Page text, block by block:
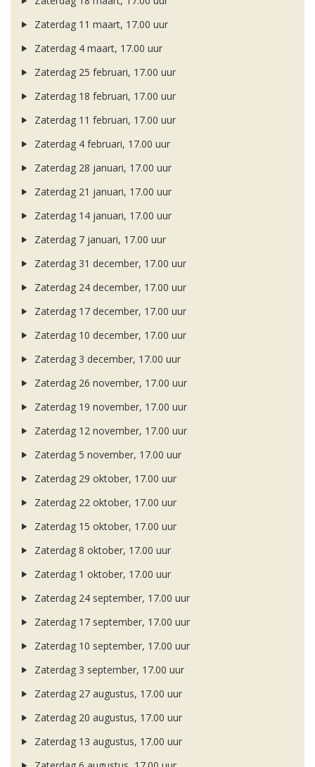
Zaterdag 11 maart, 17.00 uur
Zaterdag 4 maart, 17.00 uur
Zaterdag 25 februari, 17.00 uur
Zaterdag 18 februari, 17.00 uur
Zaterdag 11 februari, 17.00 uur
Zaterdag 4 februari, 17.00 uur
Zaterdag 28 januari, 17.00 uur
Zaterdag 21 januari, 17.00 uur
Zaterdag 14 januari, 17.00 uur
Zaterdag 7 januari, 17.00 uur
Zaterdag 31 december, 17.00 uur
Zaterdag 24 december, 17.00 uur
Zaterdag 17 december, 17.00 uur
Zaterdag 10 december, 17.00 uur
Zaterdag 3 december, 17.00 uur
Zaterdag 26 november, 17.00 uur
Zaterdag 19 november, 17.00 uur
Zaterdag 12 november, 17.00 uur
Zaterdag 5 november, 17.00 uur
Zaterdag 29 oktober, 17.00 uur
Zaterdag 22 oktober, 17.00 uur
Zaterdag 15 oktober, 17.00 uur
Zaterdag 8 oktober, 17.00 uur
Zaterdag 1 oktober, 17.00 uur
Zaterdag 24 september, 17.00 uur
Zaterdag 17 september, 17.00 uur
Zaterdag 10 september, 17.00 uur
Zaterdag 3 september, 17.00 uur
Zaterdag 27 augustus, 17.00 uur
Zaterdag 20 augustus, 17.00 uur
Zaterdag 13 augustus, 17.00 uur